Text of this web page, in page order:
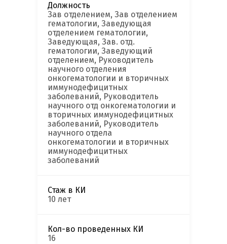
Должность
Зав отделением, Зав отделением
гематологии, Заведующая
отделением гематологии,
Заведующая, Зав. отд.
гематологии, Заведующий
отделением, Руководитель
научного отделения
онкогематологии и вторичных
иммунодефицитных
заболеваний, Руководитель
научного отд онкогематологии и
вторичных иммунодефицитных
заболеваний, Руководитель
научного отдела
онкогематологии и вторичных
иммунодефицитных
заболеваний
Стаж в КИ
10 лет
Кол-во проведенных КИ
16